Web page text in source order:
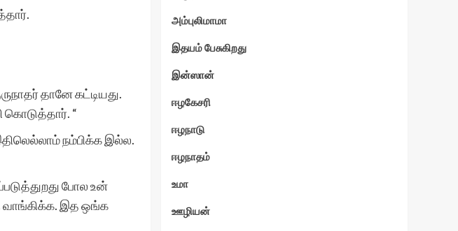
தானே கட்டியது.
கொடுத்தார். “
நம்பிக்க இல்ல.
போல உன்
வாங்கிக்க. இத ஒங்க
அம்புலிமாமா
இதயம் பேசுகிறது
இன்ஸான்
ஈழகேசரி
ஈழநாடு
ஈழநாதம்
உமா
ஊழியன்